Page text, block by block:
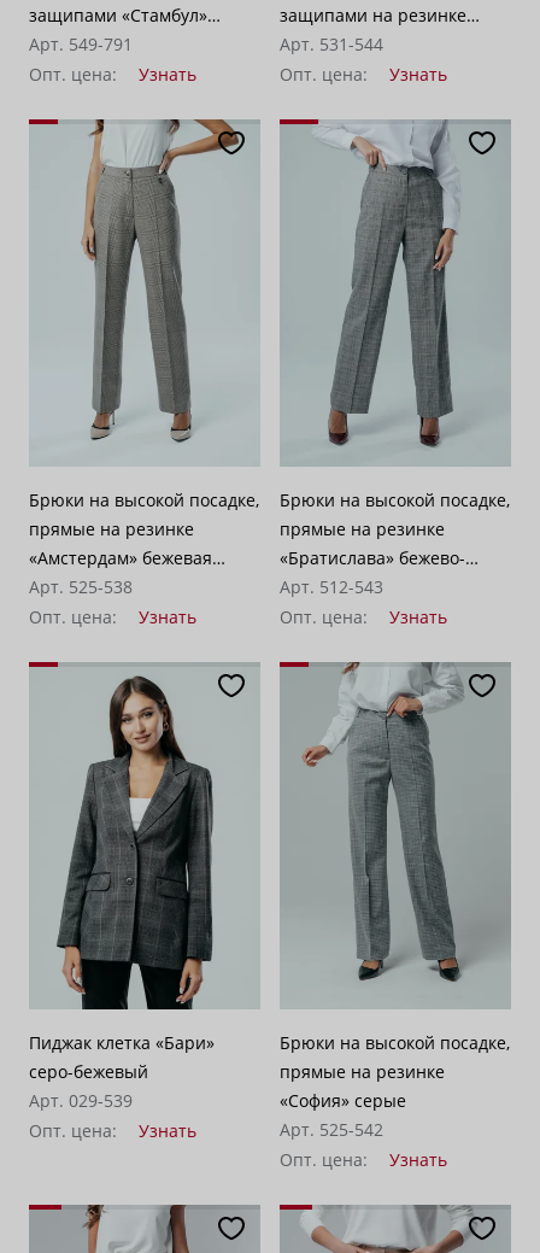
защипами «Стамбул»
красные
Арт. 549-791
Опт. цена:
Узнать
защипами на резинке
«Рейкьявик» кэмел с синим
Арт. 531-544
Опт. цена:
Узнать
Брюки на высокой посадке,
прямые на резинке
«Амстердам» бежевая
клетка
Арт. 525-538
Опт. цена:
Узнать
Брюки на высокой посадке,
прямые на резинке
«Братислава» бежево-
серые
Арт. 512-543
Опт. цена:
Узнать
Пиджак клетка «Бари»
серо-бежевый
Арт. 029-539
Опт. цена:
Узнать
Брюки на высокой посадке,
прямые на резинке
«София» серые
Арт. 525-542
Опт. цена:
Узнать